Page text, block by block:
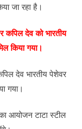
जा रहा है।
कपिल देव को भारतीय
किया गया।
देव भारतीय पेशेवर
गया।
आयोजन टाटा स्टील